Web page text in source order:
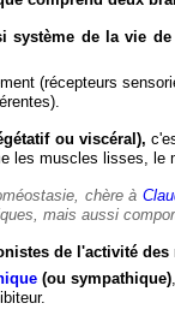
système de la vie
(récepteurs
ou viscéral),
les muscles lisses,
chère à
mais aussi
de l'activité des
(ou sympathique)